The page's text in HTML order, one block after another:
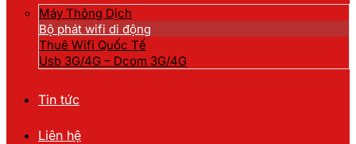
Máy Thông Dịch
Bộ phát wifi di động
Thuê Wifi Quốc Tế
Usb 3G/4G – Dcom 3G/4G
Tin tức
Liên hệ